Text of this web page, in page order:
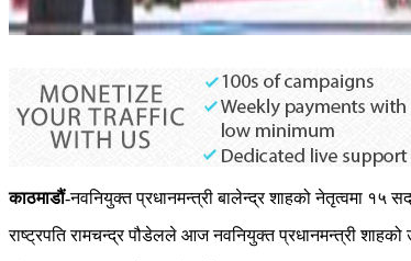
काठमाडौं-नवनियुक्त प्रधानमन्त्री बालेन्द्र शाहको नेतृत्वमा १५
राष्ट्रपति रामचन्द्र पौडेलले आज नवनियुक्त प्रधानमन्त्री शाहको